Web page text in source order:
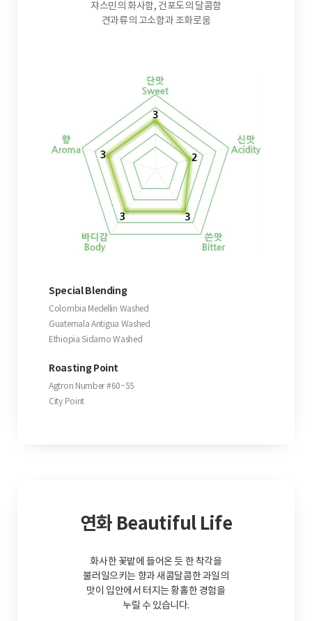
쟈스민의 화사함, 건포도의 달콤함
견과류의 고소함과 조화로움
Special Blending
Colombia Medellin Washed
Guatemala Antigua Washed
Ethiopia Sidamo Washed
Roasting Point
Agtron Number #60~55
City Point
연화 Beautiful Life
화사한 꽃밭에 들어온 듯 한 착각을
불러일으키는 향과 새콤달콤한 과일의
맛이 입안에서 터지는 황홀한 경험을
누릴 수 있습니다.